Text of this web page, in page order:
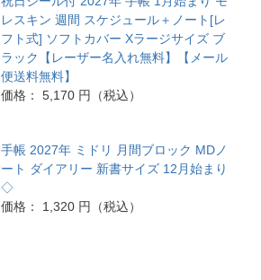
レスキン 週間 スケジュール＋ノート[レ
フト式] ソフトカバー Xラージサイズ ブ
ラック【レーザー名入れ無料】【メール
便送料無料】
価格： 5,170 円（税込）
手帳 2027年 ミドリ 月間ブロック MDノ
ート ダイアリー 新書サイズ 12月始まり
◇
価格： 1,320 円（税込）